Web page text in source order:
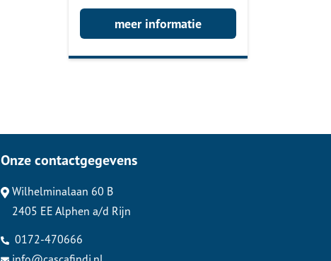
meer informatie
Onze contactgegevens
Wilhelminalaan 60 B
2405 EE Alphen a/d Rijn
0172-470666